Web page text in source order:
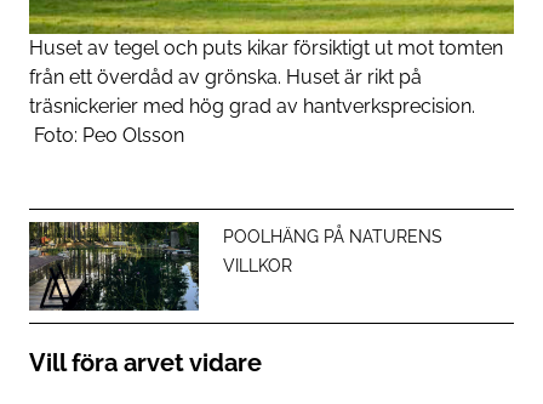
Huset av tegel och puts kikar försiktigt ut mot tomten
från ett överdåd av grönska. Huset är rikt på
träsnickerier med hög grad av hantverksprecision.
Foto: Peo Olsson
POOLHÄNG PÅ NATURENS
VILLKOR
Vill föra arvet vidare